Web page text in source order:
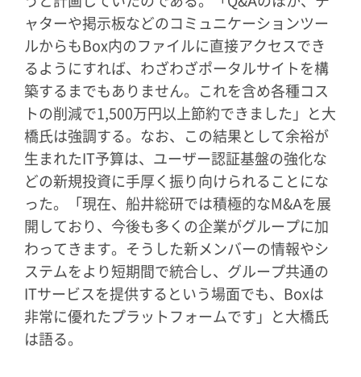
ャターや掲示板などのコミュニケーションツー
ルからもBox内のファイルに直接アクセスでき
るようにすれば、わざわざポータルサイトを構
築するまでもありません。これを含め各種コス
トの削減で1,500万円以上節約できました」と大
橋氏は強調する。なお、この結果として余裕が
生まれたIT予算は、ユーザー認証基盤の強化な
どの新規投資に手厚く振り向けられることにな
った。「現在、船井総研では積極的なM&Aを展
開しており、今後も多くの企業がグループに加
わってきます。そうした新メンバーの情報やシ
ステムをより短期間で統合し、グループ共通の
ITサービスを提供するという場面でも、Boxは
非常に優れたプラットフォームです」と大橋氏
は語る。